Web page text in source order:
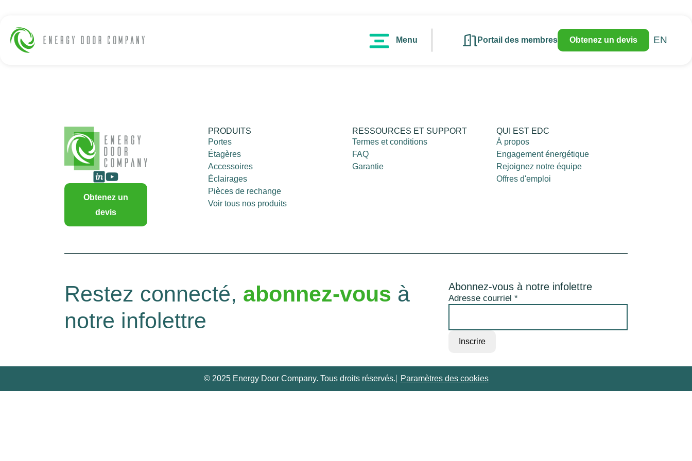
Menu Portail des membres Obtenez un devis EN
Obtenez un
devis
PRODUITS
Portes
Étagères
Accessoires
Éclairages
Pièces de rechange
Voir tous nos produits
RESSOURCES ET SUPPORT
Termes et conditions
FAQ
Garantie
QUI EST EDC
À propos
Engagement énergétique
Rejoignez notre équipe
Offres d'emploi
Restez connecté, abonnez-vous à
notre infolettre
Abonnez-vous à notre infolettre
Adresse courriel*
© 2025 Energy Door Company. Tous droits réservés. Paramètres des cookies